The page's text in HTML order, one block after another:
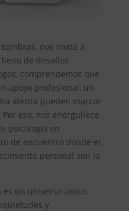
nos invita a
de desafíos
comprendemos que
apoyo profesional, un
atenta pueden marcar
eso, nos enorgullece
psicología en
de encuentro donde el
personal son la
es un universo único,
y